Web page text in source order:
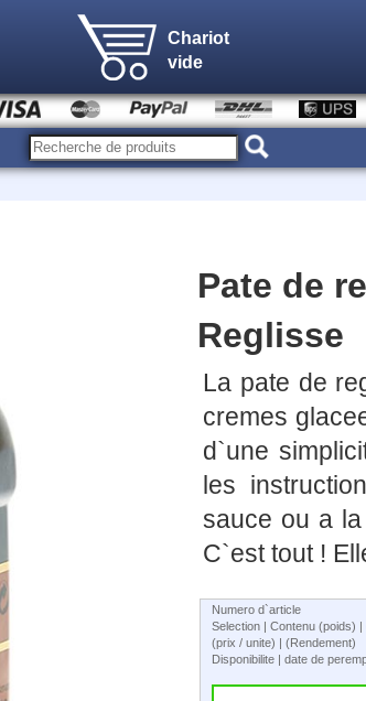
Chariot
vide
Pate de
Reglisse
La pate de
cremes
d`une
les
sauce ou a
C`est tout !
Numero d`article
Selection | Contenu (poids)
(prix / unite) | (Rendement)
Disponibilite | date de